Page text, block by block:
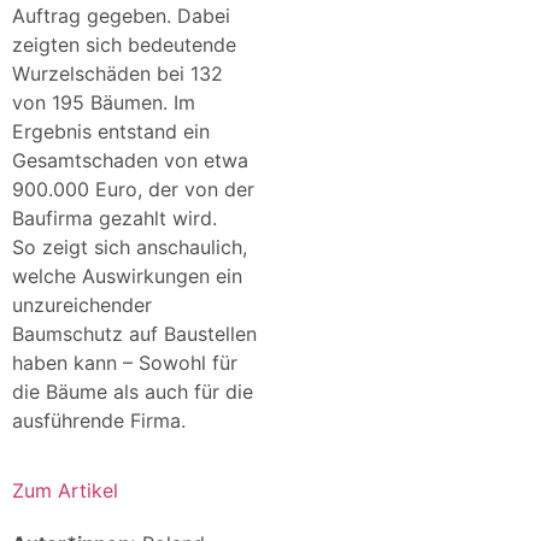
Auftrag gegeben. Dabei
zeigten sich bedeutende
Wurzelschäden bei 132
von 195 Bäumen. Im
Ergebnis entstand ein
Gesamtschaden von etwa
900.000 Euro, der von der
Baufirma gezahlt wird.
So zeigt sich anschaulich,
welche Auswirkungen ein
unzureichender
Baumschutz auf Baustellen
haben kann – Sowohl für
die Bäume als auch für die
ausführende Firma.
Zum Artikel